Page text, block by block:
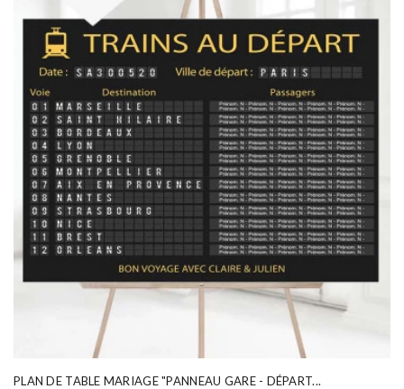
PLAN DE TABLE MARIAGE "PANNEAU GARE - DÉPART...